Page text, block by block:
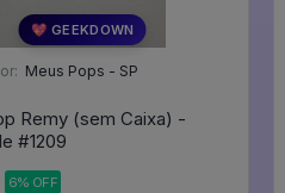
💖 GEEKDOWN
Meus Pops - SP
Remy (sem Caixa) -
Ratatouille #1209
6% OFF